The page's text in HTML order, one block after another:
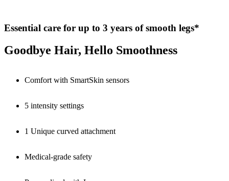
Essential care for up to 3 years of smooth legs*
Goodbye Hair, Hello Smoothness
Comfort with SmartSkin sensors
5 intensity settings
1 Unique curved attachment
Medical-grade safety